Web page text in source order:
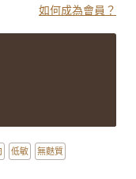
如何成為會員？
低敏 無麩質